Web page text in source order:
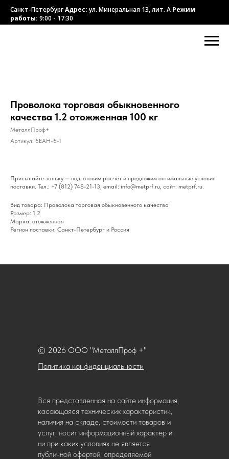
Санкт-ПетербургАдрес:ул. Минеральная 13, лит. А Режим
работы: 9:00 - 17:30
Проволока торговая обыкновенного
качества 1.2 отожженная 100 кг
МеталлПроф+
Артикул: 5EAH-5-1
Присылайте заявку — подготовим расчёт и предложим оптимальные условия
поставки. Тел.: +7 (812) 748-21-13, email: info@metprf.ru, сайт: metprf.ru.
Вид товара: Проволока торговая обыкновенного качества
Размер: 1,2
Марка: отожженная
Регион поставки: Санкт-Петербург и Россия
Политика конфиденциальности
© 2026 ООО "МеталлПроф +"
Вся представленная на сайте информация,
касающаяся технических характеристик,
наличия на складе, стоимости товаров и
услуг, носит информационный характер и
ни при каких условиях не является
публичной офертой, определяемой